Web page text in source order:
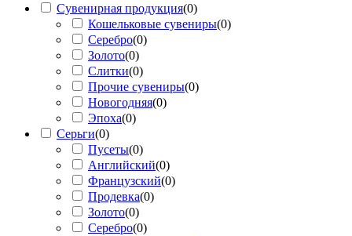
Сувенирная продукция(0)
Кошельковые сувениры(0)
Серебро(0)
Золото(0)
Слитки(0)
Прочие сувениры(0)
Новогодняя(0)
Эпоха(0)
Серьги(0)
Пусеты(0)
Английский(0)
Французский(0)
Продевка(0)
Золото(0)
Серебро(0)